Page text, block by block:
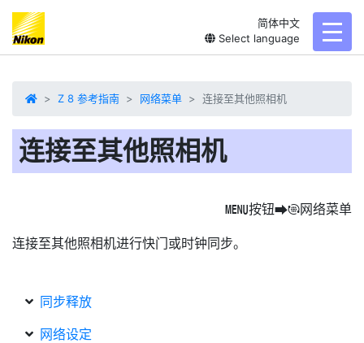
简体中文
Select language
Z 8 参考指南 网络菜单 连接至其他照相机
连接至其他照相机
G按钮UF网络菜单
连接至其他照相机进行快门或时钟同步。
同步释放
网络设定